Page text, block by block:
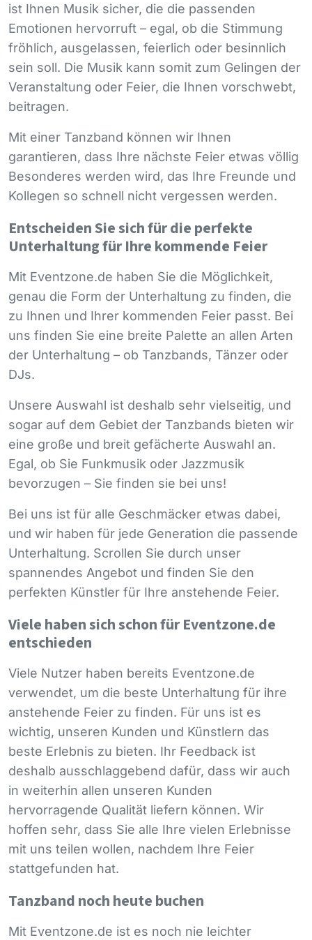
ist Ihnen Musik sicher, die die passenden
Emotionen hervorruft – egal, ob die Stimmung
fröhlich, ausgelassen, feierlich oder besinnlich
sein soll. Die Musik kann somit zum Gelingen der
Veranstaltung oder Feier, die Ihnen vorschwebt,
beitragen.
Mit einer Tanzband können wir Ihnen
garantieren, dass Ihre nächste Feier etwas völlig
Besonderes werden wird, das Ihre Freunde und
Kollegen so schnell nicht vergessen werden.
Entscheiden Sie sich für die perfekte
Unterhaltung für Ihre kommende Feier
Mit Eventzone.de haben Sie die Möglichkeit,
genau die Form der Unterhaltung zu finden, die
zu Ihnen und Ihrer kommenden Feier passt. Bei
uns finden Sie eine breite Palette an allen Arten
der Unterhaltung – ob Tanzbands, Tänzer oder
DJs.
Unsere Auswahl ist deshalb sehr vielseitig, und
sogar auf dem Gebiet der Tanzbands bieten wir
eine große und breit gefächerte Auswahl an.
Egal, ob Sie Funkmusik oder Jazzmusik
bevorzugen – Sie finden sie bei uns!
Bei uns ist für alle Geschmäcker etwas dabei,
und wir haben für jede Generation die passende
Unterhaltung. Scrollen Sie durch unser
spannendes Angebot und finden Sie den
perfekten Künstler für Ihre anstehende Feier.
Viele haben sich schon für Eventzone.de
entschieden
Viele Nutzer haben bereits Eventzone.de
verwendet, um die beste Unterhaltung für ihre
anstehende Feier zu finden. Für uns ist es
wichtig, unseren Kunden und Künstlern das
beste Erlebnis zu bieten. Ihr Feedback ist
deshalb ausschlaggebend dafür, dass wir auch
in weiterhin allen unseren Kunden
hervorragende Qualität liefern können. Wir
hoffen sehr, dass Sie alle Ihre vielen Erlebnisse
mit uns teilen wollen, nachdem Ihre Feier
stattgefunden hat.
Tanzband noch heute buchen
Mit Eventzone.de ist es noch nie leichter